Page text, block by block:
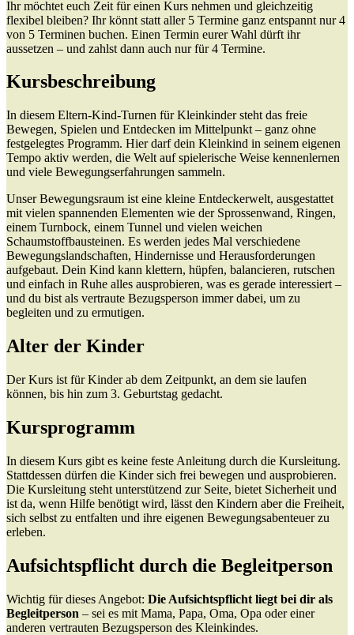
Ihr möchtet euch Zeit für einen Kurs nehmen und gleichzeitig
flexibel bleiben? Ihr könnt statt aller 5 Termine ganz entspannt nur 4
von 5 Terminen buchen. Einen Termin eurer Wahl dürft ihr
aussetzen – und zahlst dann auch nur für 4 Termine.
Kursbeschreibung
In diesem Eltern-Kind-Turnen für Kleinkinder steht das freie
Bewegen, Spielen und Entdecken im Mittelpunkt – ganz ohne
festgelegtes Programm. Hier darf dein Kleinkind in seinem eigenen
Tempo aktiv werden, die Welt auf spielerische Weise kennenlernen
und viele Bewegungserfahrungen sammeln.
Unser Bewegungsraum ist eine kleine Entdeckerwelt, ausgestattet
mit vielen spannenden Elementen wie der Sprossenwand, Ringen,
einem Turnbock, einem Tunnel und vielen weichen
Schaumstoffbausteinen. Es werden jedes Mal verschiedene
Bewegungslandschaften, Hindernisse und Herausforderungen
aufgebaut. Dein Kind kann klettern, hüpfen, balancieren, rutschen
und einfach in Ruhe alles ausprobieren, was es gerade interessiert –
und du bist als vertraute Bezugsperson immer dabei, um zu
begleiten und zu ermutigen.
Alter der Kinder
Der Kurs ist für Kinder ab dem Zeitpunkt, an dem sie laufen
können, bis hin zum 3. Geburtstag gedacht.
Kursprogramm
In diesem Kurs gibt es keine feste Anleitung durch die Kursleitung.
Stattdessen dürfen die Kinder sich frei bewegen und ausprobieren.
Die Kursleitung steht unterstützend zur Seite, bietet Sicherheit und
ist da, wenn Hilfe benötigt wird, lässt den Kindern aber die Freiheit,
sich selbst zu entfalten und ihre eigenen Bewegungsabenteuer zu
erleben.
Aufsichtspflicht durch die Begleitperson
Wichtig für dieses Angebot: Die Aufsichtspflicht liegt bei dir als
Begleitperson – sei es mit Mama, Papa, Oma, Opa oder einer
anderen vertrauten Bezugsperson des Kleinkindes.